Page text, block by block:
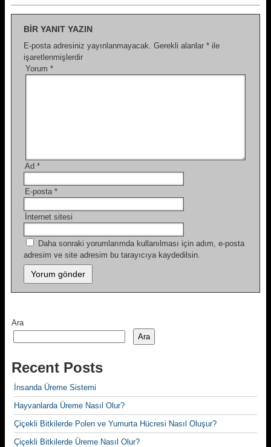
BIR YANIT YAZIN
E-posta adresiniz yayınlanmayacak. Gerekli alanlar * ile
işaretlenmişlerdir
Yorum *
Ad *
E-posta *
İnternet sitesi
Daha sonraki yorumlarımda kullanılması için adım, e-posta
adresim ve site adresim bu tarayıcıya kaydedilsin.
Ara
Ara
Recent Posts
İnsanda Üreme Sistemi
Hayvanlarda Üreme Nasıl Olur?
Çiçekli Bitkilerde Polen ve Yumurta Hücresi Nasıl Oluşur?
Çiçekli Bitkilerde Üreme Nasıl Olur?